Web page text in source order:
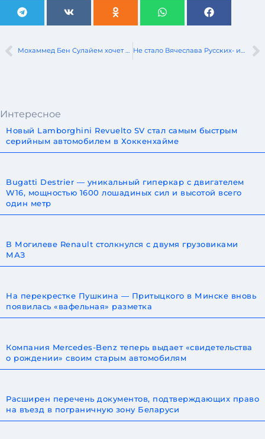
Мохаммед Бен Сулайем хочет отменить ограничения на срок полномочий президента ФИА Не стало Вячеслава Русских- известного белорусского автогонщика
Интересное
Новый Lamborghini Revuelto SV стал самым быстрым
серийным автомобилем в Хоккенхайме
Bugatti Destrier — уникальный гиперкар с двигателем
W16, мощностью 1600 лошадиных сил и высотой всего
один метр
В Могилеве Renault столкнулся с двумя грузовиками
МАЗ
На перекрестке Пушкина — Притыцкого в Минске вновь
появилась «вафельная» разметка
Компания Mercedes-Benz теперь выдает «свидетельства
о рождении» своим старым автомобилям
Расширен перечень документов, подтверждающих право
на въезд в пограничную зону Беларуси